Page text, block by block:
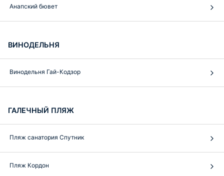
Анапский бювет
ВИНОДЕЛЬНЯ
Винодельня Гай-Кодзор
ГАЛЕЧНЫЙ ПЛЯЖ
Пляж санатория Спутник
Пляж Кордон